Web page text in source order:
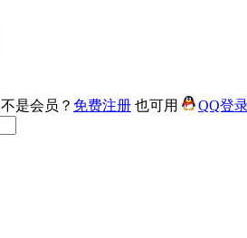
不是会员？ 免费注册 也可用 QQ登